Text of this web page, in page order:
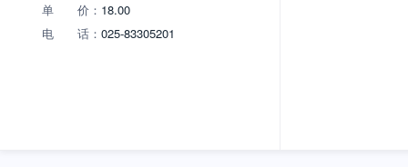
单 价： 18.00
电 话： 025-83305201